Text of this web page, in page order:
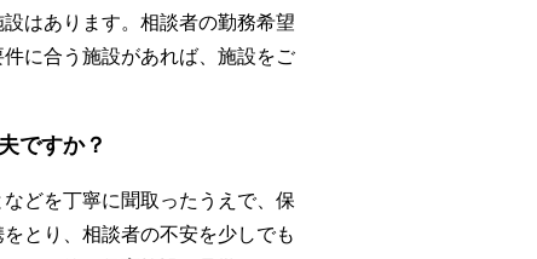
はあります。相談者の勤務希望
に合う施設があれば、施設をご
ですか？
どを丁寧に聞取ったうえで、保
とり、相談者の不安を少しでも